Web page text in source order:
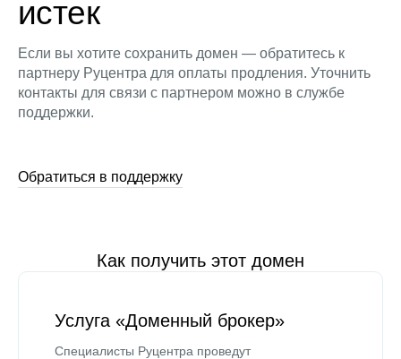
истек
Если вы хотите сохранить домен — обратитесь к
партнеру Руцентра для оплаты продления. Уточнить
контакты для связи с партнером можно в службе
поддержки.
Обратиться в поддержку
Как получить этот домен
Услуга «Доменный брокер»
Специалисты Руцентра проведут